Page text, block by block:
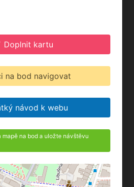
Doplnit kartu
na bod navigovat
návod k webu
mapě na bod a uložte návštěvu